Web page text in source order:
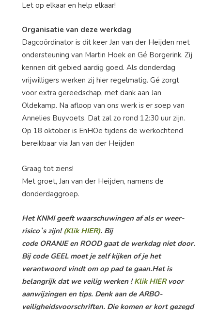
Let op elkaar en help elkaar!
Organisatie van deze werkdag
Dagcoördinator is dit keer Jan van der Heijden met
ondersteuning van Martin Hoek en Gé Borgerink. Zij
kennen dit gebied aardig goed. Als donderdag
vrijwilligers werken zij hier regelmatig. Gé zorgt
voor extra gereedschap, met dank aan Jan
Oldekamp. Na afloop van ons werk is er soep van
Annelies Buyvoets. Dat zal zo rond 12:30 uur zijn.
Op 18 oktober is EnHOe tijdens de werkochtend
bereikbaar via Jan van der Heijden
Graag tot ziens!
Met groet, Jan van der Heijden, namens de
donderdaggroep.
Het KNMI geeft waarschuwingen af als er weer-
risico`s zijn! (Klik HIER). Bij
code ORANJE en ROOD gaat de werkdag niet door.
Bij code GEEL moet je zelf kijken of je het
verantwoord vindt om op pad te gaan.Het is
belangrijk dat we veilig werken !Klik HIERvoor
aanwijzingen en tips. Denk aan de ARBO-
veiligheidsvoorschriften. Die komen er kort gezegd